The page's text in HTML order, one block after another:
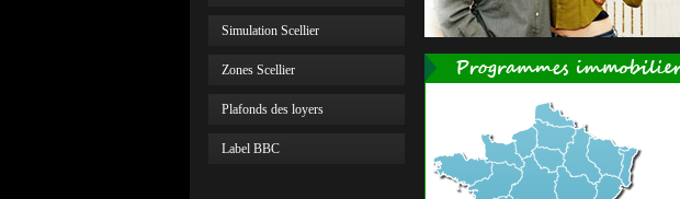
Simulation Scellier
Zones Scellier
Plafonds des loyers
Label BBC